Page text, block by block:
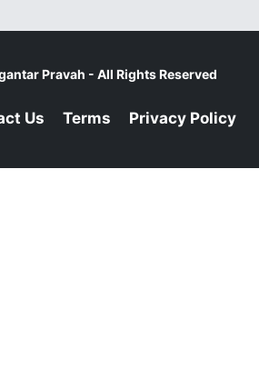
Pravah - All Rights Reserved
Us Terms Privacy Policy